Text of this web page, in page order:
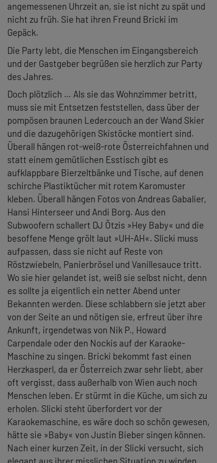
angemessenen Uhrzeit an, sie ist nicht zu spät und
nicht zu früh. Sie hat ihren Freund Bricki im
Gepäck.
Die Party lebt, die Menschen im Eingangsbereich
und der Gastgeber begrüßen sie herzlich zur Party
des Jahres.
Doch plötzlich … Als sie das Wohnzimmer betritt,
muss sie mit Entsetzen feststellen, dass über der
pompösen braunen Ledercouch an der Wand Skier
und die dazugehörigen Skistöcke montiert sind.
Überall hängen rot-weiß-rote Österreichfahnen und
statt einem gemütlichen Esstisch gibt es
aufklappbare Bierzeltbänke und Tische, auf denen
schirche Plastiktücher mit rotem Karomuster
kleben. Überall hängen Fotos von Andreas Gabalier,
Hansi Hinterseer und Andi Borg. Aus den
Subwoofern schallert DJ Ötzis »Hey Baby« und die
besoffene Menge grölt laut »UH-AH«. Slicki muss
aufpassen, dass sie nicht auf Reste von
Röstzwiebeln, Panierbrösel und Vanillesauce tritt.
Wo sie hier gelandet ist, weiß sie selbst nicht, denn
es sollte ja eigentlich ein netter Abend unter
Bekannten werden. Diese schlabbern sie jetzt aber
von der Seite an und nötigen sie, erfreut über ihre
Ankunft, irgendetwas von Nik P., Howard
Carpendale oder den Nockis auf der Karaoke-
Maschine zu singen. Bricki bekommt fast einen
Herzkasperl, da er Österreich zwar sehr liebt, aber
oft vergisst, dass außerhalb von Wien auch noch
Menschen leben. Er stürmt in die Küche, um sich zu
erholen. Slicki steht überfordert vor der
Karaokemaschine, es wäre doch so schön gewesen,
hätte sie »Baby« von Justin Bieber singen können.
Nach einer kurzen Zeit, in der Slicki versucht, sich
elegant aus ihrer misslichen Situation zu winden,